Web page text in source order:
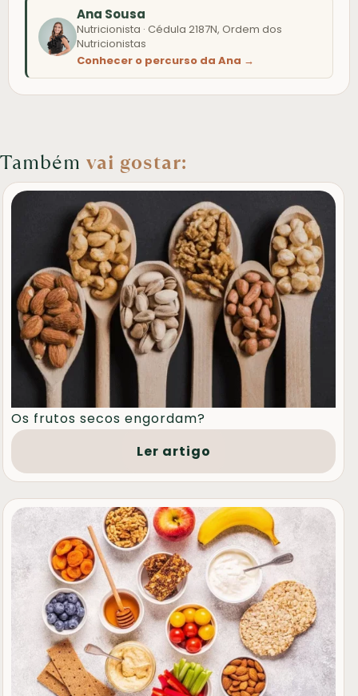
Ana Sousa
Nutricionista · Cédula 2187N, Ordem dos
Nutricionistas
Conhecer o percurso da Ana →
Também vai gostar:
Os frutos secos engordam?
Ler artigo